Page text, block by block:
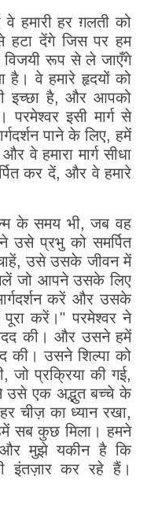
हमारी हर ग़लती को
हटा देंगे जिस पर हम
विजयी रूप से ले जाएँगे
है। वे हमारे हृदयों को
इच्छा है, और आपको
परमेश्वर इसी मार्ग से
पाने के लिए, हमें
वे हमारा मार्ग सीधा
कर दें, और वे हमारे
के समय भी, जब वह
उसे प्रभु को समर्पित
उसे उसके जीवन में
चलें जो आपने उसके लिए
करें और उसके
करें।" परमेश्वर ने
की। और उसने हमें
की। उसने शिल्पा को
प्रक्रिया की गई,
उसे एक अद्भुत बच्चे के
चीज़ का ध्यान रखा,
सब कुछ मिला। हमने
और मुझे यकीन है कि
इंतज़ार कर रहे हैं।